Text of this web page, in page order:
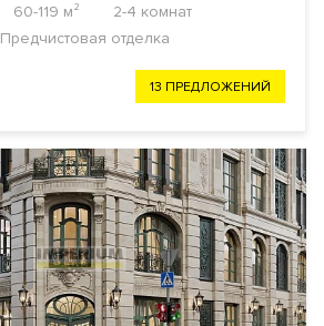
60-119 м²
2-4 комнат
Предчистовая отделка
13 ПРЕДЛОЖЕНИЙ